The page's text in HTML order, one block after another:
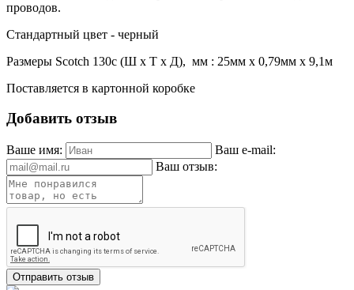
проводов.
Стандартный цвет - черный
Размеры Scotch 130с (Ш х Т х Д), мм : 25мм х 0,79мм х 9,1м
Поставляется в картонной коробке
Добавить отзыв
Ваше имя:
Ваш e-mail:
Ваш отзыв: